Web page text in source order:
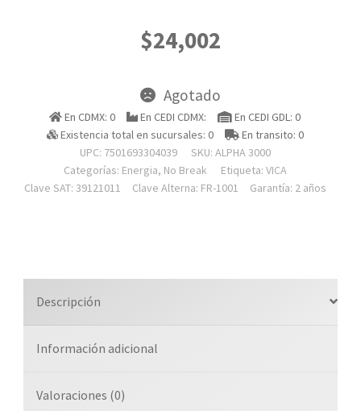
$24,002
Agotado
En CDMX: 0 En CEDI CDMX:
En CEDI GDL: 0
Existencia total en sucursales: 0
En transito: 0
UPC: 7501693304039
SKU: ALPHA 3000
Categorías: Energia, No Break Etiqueta: VICA
Clave SAT: 39121011
Clave Alterna: FR-1001 Garantía: 2 años
Descripción
Información adicional
Valoraciones (0)